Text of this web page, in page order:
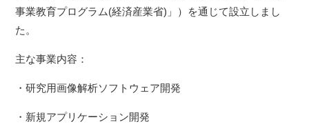
事業教育プログラム(経済産業省)」）を通じて設立しまし
た。
主な事業内容：
・研究用画像解析ソフトウェア開発
・新規アプリケーション開発